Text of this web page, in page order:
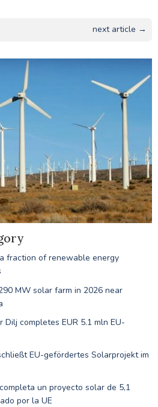
next article →
fraction of renewable energy
MW solar farm in 2026 near
completes EUR 5.1 mln EU-
EU-gefördertes Solarprojekt im
un proyecto solar de 5,1
por la UE